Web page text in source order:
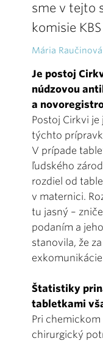
sme v tejto
komisie
Mária Raučinová
Je postoj
núdzovou
a
Postoj Cirkvi
týchto
V prípade
ľudského
rozdiel od
v maternici.
tu jasný –
podaním a
stanovila, že
Štatistiky
tabletkami
Pri
chirurgický